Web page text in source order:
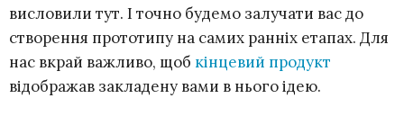
висловили тут. І точно будемо залучати вас до
створення прототипу на самих ранніх етапах. Для
нас вкрай важливо, щоб кінцевий продукт
відображав закладену вами в нього ідею.